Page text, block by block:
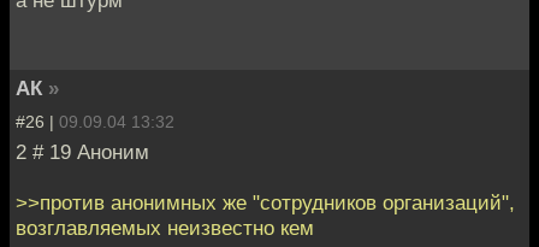
АК »
#26 | 09.09.04 13:32
2 # 19 Аноним
>>против анонимных же "сотрудников организаций",
возглавляемых неизвестно кем